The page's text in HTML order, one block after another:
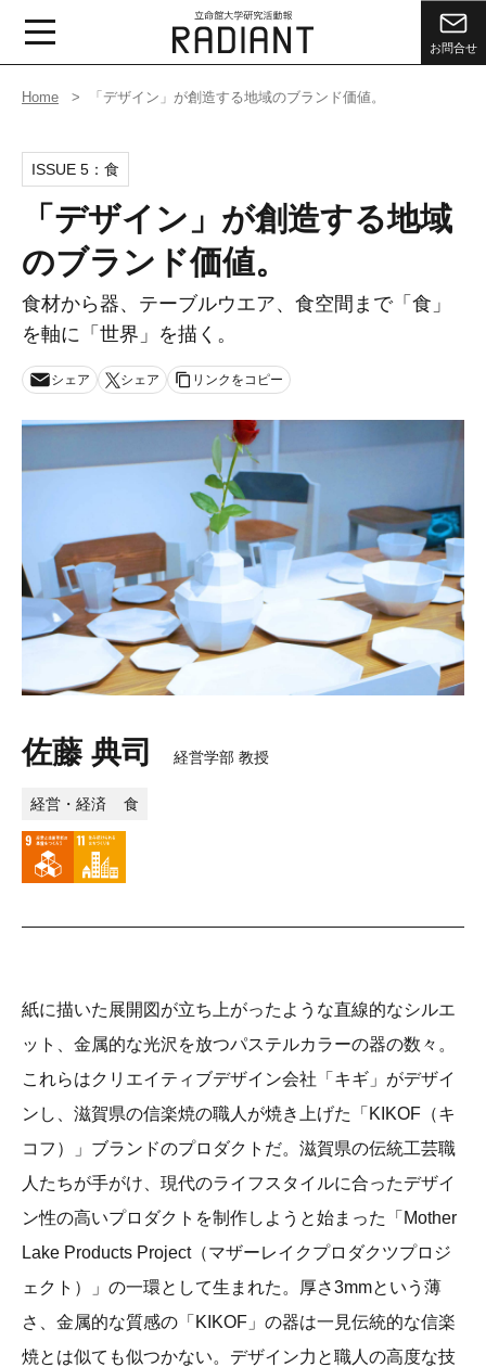
お問合せ
Home 「デザイン」が創造する地域のブランド価値。
ISSUE 5： 食
「デザイン」が創造する地域
のブランド価値。
食材から器、テーブルウエア、食空間まで「食」
を軸に「世界」を描く。
シェア シェア リンクをコピー
佐藤 典司 経営学部 教授
経営・経済 食
紙に描いた展開図が立ち上がったような直線的なシルエ
ット、金属的な光沢を放つパステルカラーの器の数々。
これらはクリエイティブデザイン会社「キギ」がデザイ
ンし、滋賀県の信楽焼の職人が焼き上げた「KIKOF（キ
コフ）」ブランドのプロダクトだ。滋賀県の伝統工芸職
人たちが手がけ、現代のライフスタイルに合ったデザイ
ン性の高いプロダクトを制作しようと始まった「Mother
Lake Products Project（マザーレイクプロダクツプロジ
ェクト）」の一環として生まれた。厚さ3mmという薄
さ、金属的な質感の「KIKOF」の器は一見伝統的な信楽
焼とは似ても似つかない。デザイン力と職人の高度な技